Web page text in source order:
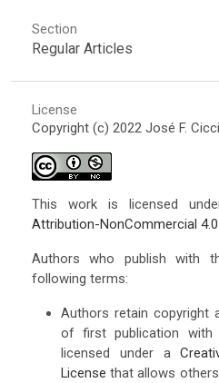
Section
Regular Articles
License
Copyright (c) 2022 José F.
This work is licensed
Attribution-NonCommercial
Authors who publish with
following terms:
Authors retain copyright
of first publication with
licensed under a
License that allows